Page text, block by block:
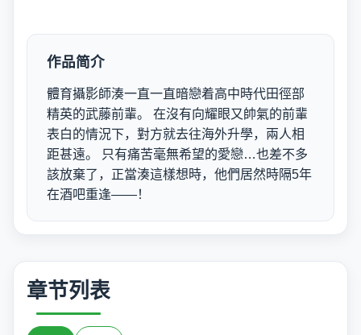
作品简介
體育攝影師湊一直一直暗戀着高中時代田徑部
精英的武藤前輩。 在沒有向耀眼又帥氣的前輩
表白的情況下，對方就去往海外升學，兩人相
距甚遠。 只有痛苦毫無希望的愛戀…也差不多
該放棄了，正當湊這樣想時，他們居然時隔5年
在酒吧重逢——！
章节列表